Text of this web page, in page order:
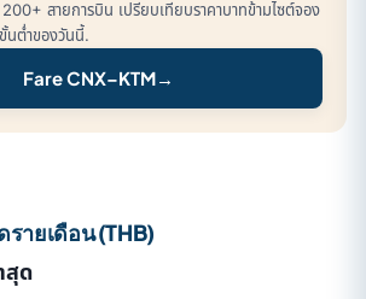
สายการบิน เปรียบเทียบราคาบาทข้ามไซต์จอง
นต่ำของวันนี้.
Fare CNX–KTM→
ายเดือน (THB)
สุด